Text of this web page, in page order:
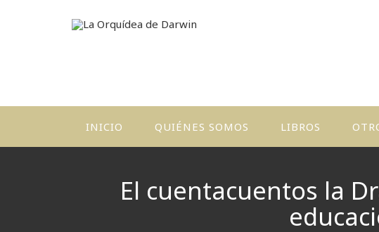
INICIO QUIÉNES SOMOS LIBROS
El cuentacuentos la